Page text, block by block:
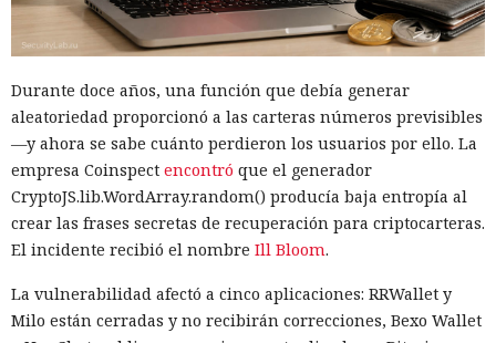
Durante doce años, una función que debía generar
aleatoriedad proporcionó a las carteras números previsibles
—y ahora se sabe cuánto perdieron los usuarios por ello. La
empresa Coinspect encontró que el generador
CryptoJS.lib.WordArray.random() producía baja entropía al
crear las frases secretas de recuperación para criptocarteras.
El incidente recibió el nombre Ill Bloom.
La vulnerabilidad afectó a cinco aplicaciones: RRWallet y
Milo están cerradas y no recibirán correcciones, Bexo Wallet